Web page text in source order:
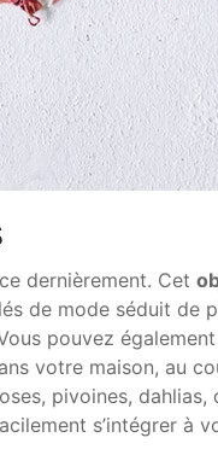
dernièrement. Cet
de mode séduit de
pouvez
votre maison, au
pivoines,
s’intégrer à